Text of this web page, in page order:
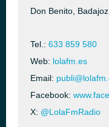
Don Benito,
Tel.: 633 859 580
Web: lolafm.es
Email:
Facebook:
X: @LolaFmRadio